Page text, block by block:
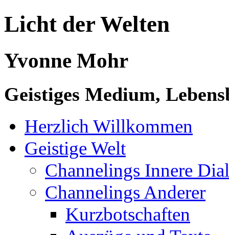
Licht der Welten
Yvonne Mohr
Geistiges Medium,
Herzlich Willkommen
Geistige Welt
Channelings Innere
Channelings Anderer
Kurzbotschaften